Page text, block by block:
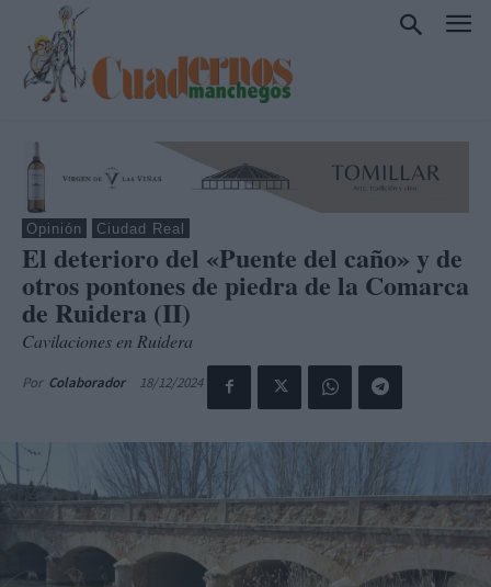
Opinión Ciudad Real
El deterioro del «Puente del caño» y de
otros pontones de piedra de la Comarca
de Ruidera (II)
Cavilaciones en Ruidera
Por Colaborador 18/12/2024